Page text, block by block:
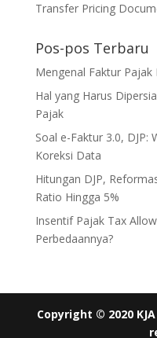
Transfer Pricing
Pos-pos Terbaru
Mengenal Faktur Pajak
Hal yang Harus
Pajak
Soal e-Faktur 3.0, DJP:
Koreksi Data
Hitungan DJP,
Ratio Hingga 5%
Insentif Pajak Tax
Perbedaannya?
Copyright © 2020